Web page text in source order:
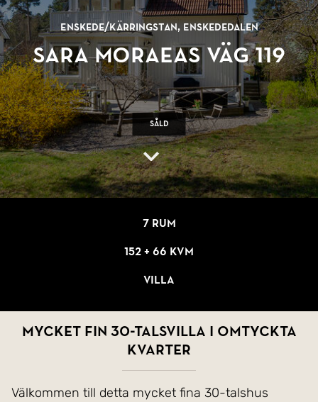
Enskede/Kärringstan, Enskededalen
Sara Moraeas väg 119
Såld
7 rum
152 + 66 kvm
Villa
Mycket fin 30-talsvilla i omtyckta
kvarter
Välkommen till detta mycket fina 30-talshus